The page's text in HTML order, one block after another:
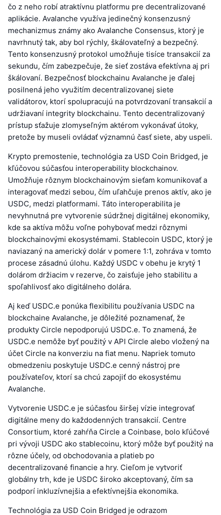
čo z neho robí atraktívnu platformu pre decentralizované
aplikácie. Avalanche využíva jedinečný konsenzusný
mechanizmus známy ako Avalanche Consensus, ktorý je
navrhnutý tak, aby bol rýchly, škálovateľný a bezpečný.
Tento konsenzusný protokol umožňuje tisíce transakcií za
sekundu, čím zabezpečuje, že sieť zostáva efektívna aj pri
škálovaní. Bezpečnosť blockchainu Avalanche je ďalej
posilnená jeho využitím decentralizovanej siete
validátorov, ktorí spolupracujú na potvrdzovaní transakcií a
udržiavaní integrity blockchainu. Tento decentralizovaný
prístup sťažuje zlomyseľným aktérom vykonávať útoky,
pretože by museli ovládať významnú časť siete, aby uspeli.
Krypto premostenie, technológia za USD Coin Bridged, je
kľúčovou súčasťou interoperability blockchainov.
Umožňuje rôznym blockchainovým sieťam komunikovať a
interagovať medzi sebou, čím uľahčuje prenos aktív, ako je
USDC, medzi platformami. Táto interoperabilita je
nevyhnutná pre vytvorenie súdržnej digitálnej ekonomiky,
kde sa aktíva môžu voľne pohybovať medzi rôznymi
blockchainovými ekosystémami. Stablecoin USDC, ktorý je
naviazaný na americký dolár v pomere 1:1, zohráva v tomto
procese zásadnú úlohu. Každý USDC v obehu je krytý 1
dolárom držiacim v rezerve, čo zaisťuje jeho stabilitu a
spoľahlivosť ako digitálneho dolára.
Aj keď USDC.e ponúka flexibilitu používania USDC na
blockchaine Avalanche, je dôležité poznamenať, že
produkty Circle nepodporujú USDC.e. To znamená, že
USDC.e nemôže byť použitý v API Circle alebo vložený na
účet Circle na konverziu na fiat menu. Napriek tomuto
obmedzeniu poskytuje USDC.e cenný nástroj pre
používateľov, ktorí sa chcú zapojiť do ekosystému
Avalanche.
Vytvorenie USDC.e je súčasťou širšej vízie integrovať
digitálne meny do každodenných transakcií. Centre
Consortium, ktoré zahŕňa Circle a Coinbase, bolo kľúčové
pri vývoji USDC ako stablecoinu, ktorý môže byť použitý na
rôzne účely, od obchodovania a platieb po
decentralizované financie a hry. Cieľom je vytvoriť
globálny trh, kde je USDC široko akceptovaný, čím sa
podporí inkluzívnejšia a efektívnejšia ekonomika.
Technológia za USD Coin Bridged je odrazom